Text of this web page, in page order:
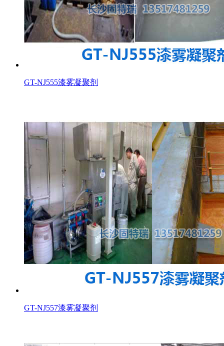
GT-NJ555漆雾凝聚剂
GT-NJ557漆雾凝聚剂